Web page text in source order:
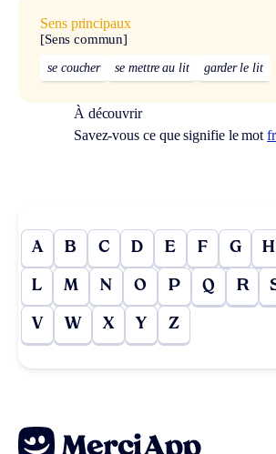
Sens principaux
[Sens commun]
se coucher se mettre au lit garder le lit
À découvrir
Savez-vous ce que signifie le mot
A B C D E F G H
L M N O P Q R
V W X Y Z